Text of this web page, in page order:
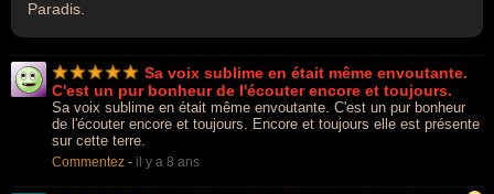
Paradis.
Sa voix sublime en était même envoutante.
C'est un pur bonheur de l'écouter encore et toujours.
Sa voix sublime en était même envoutante. C'est un pur bonheur
de l'écouter encore et toujours. Encore et toujours elle est présente
sur cette terre.
Commentez - il y a 8 ans